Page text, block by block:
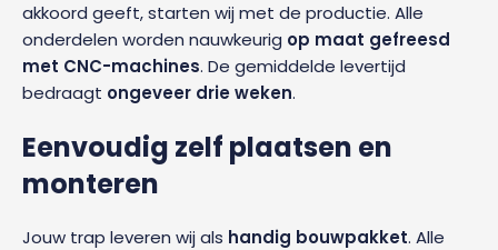
akkoord geeft, starten wij met de productie. Alle
onderdelen worden nauwkeurig op maat gefreesd
met CNC-machines. De gemiddelde levertijd
bedraagt ongeveer drie weken.
Eenvoudig zelf plaatsen en
monteren
Jouw trap leveren wij als handig bouwpakket. Alle